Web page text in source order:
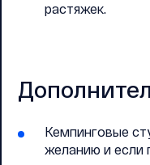
растяжек.
Кемпинговые
желанию и если